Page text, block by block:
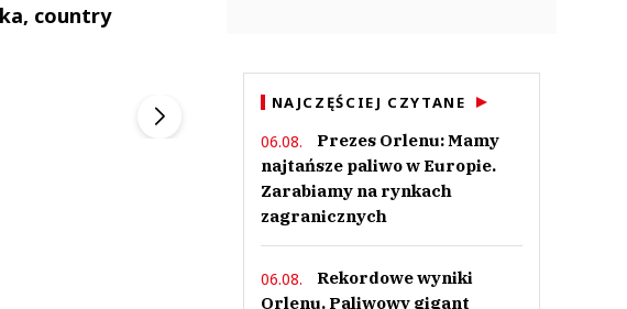
country
▶
Szefem być Sezon 2 Marcin Przybysz
NAJCZĘŚCIEJ CZYTANE
06.08.
Prezes Orlenu: Mamy
najtańsze paliwo w Europie.
Zarabiamy na rynkach
zagranicznych
06.08.
Rekordowe wyniki
Orlenu. Paliwowy gigant